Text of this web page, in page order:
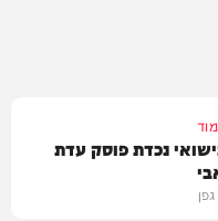
נכדת פוסק עדת